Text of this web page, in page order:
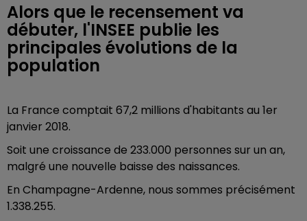
Alors que le recensement va
débuter, l'INSEE publie les
principales évolutions de la
population
La France comptait 67,2 millions d'habitants au 1er
janvier 2018.
Soit une croissance de 233.000 personnes sur un an,
malgré une nouvelle baisse des naissances.
En Champagne-Ardenne, nous sommes précisément
1.338.255.